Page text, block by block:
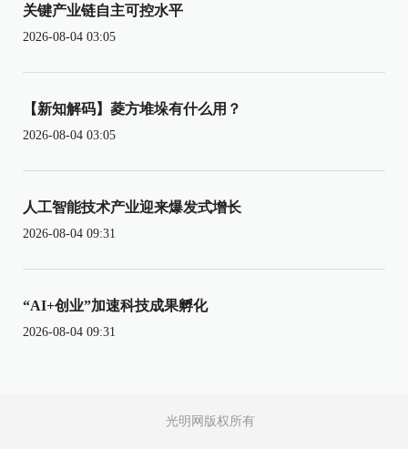
关键产业链自主可控水平
2026-08-04 03:05
【新知解码】菱方堆垛有什么用？
2026-08-04 03:05
人工智能技术产业迎来爆发式增长
2026-08-04 09:31
“AI+创业”加速科技成果孵化
2026-08-04 09:31
光明网版权所有